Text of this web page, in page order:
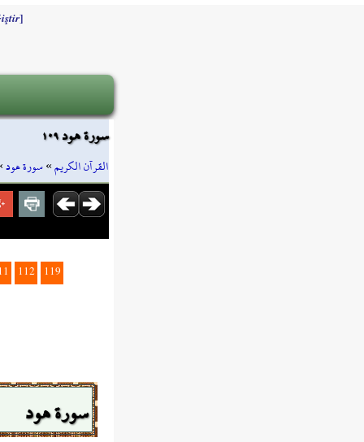
]
سورة هود ١٠٩
القرآن الكريم»سورة هود
112 119
سورة هود